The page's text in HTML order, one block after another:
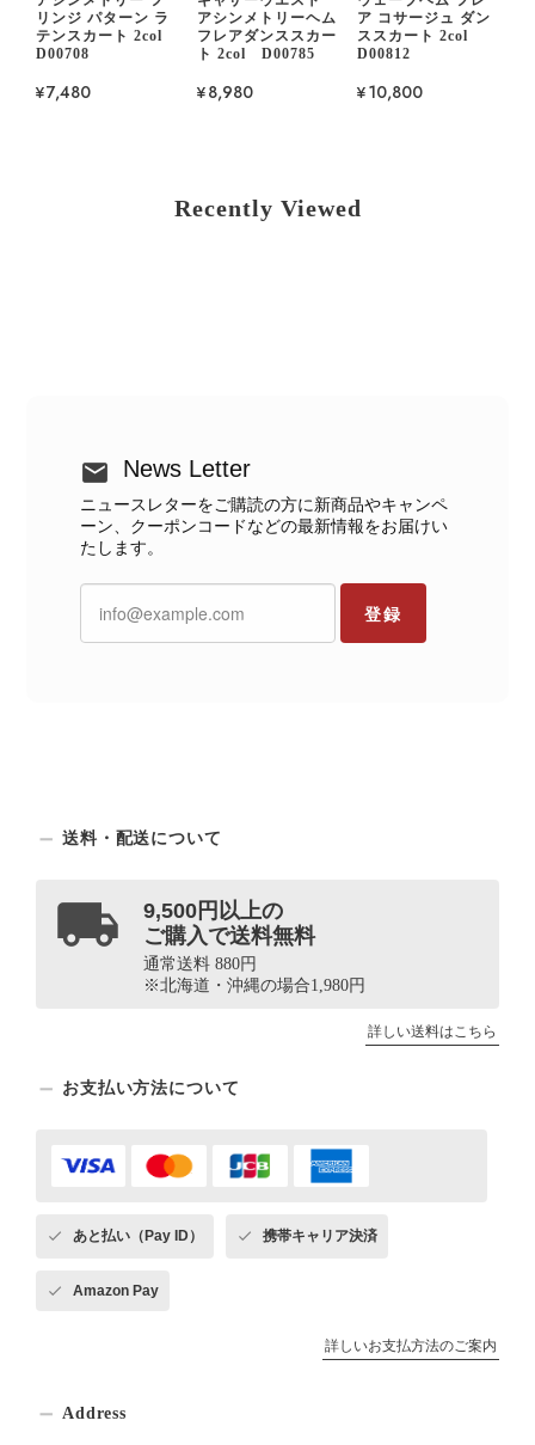
リンジ パターン ラ
テンスカート 2col
D00708
¥7,480
アシンメトリーヘム
フレアダンススカー
ト 2col D00785
¥8,980
ア コサージュ ダン
ススカート 2col
D00812
¥10,800
Recently Viewed
News Letter
ニュースレターをご購読の方に新商品やキャンペ
ーン、クーポンコードなどの最新情報をお届けい
たします。
登録
送料・配送について
9,500円以上の
ご購入で送料無料
通常送料 880円
※北海道・沖縄の場合1,980円
詳しい送料はこちら
お支払い方法について
あと払い（Pay ID） 携帯キャリア決済
Amazon Pay
詳しいお支払方法のご案内
Address